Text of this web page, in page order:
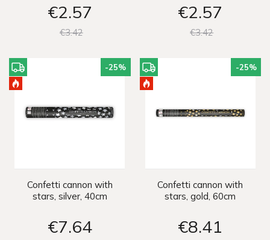
€2 57
€342
€2 57
€342
-25%
Confetti cannon with
stars, silver, 40cm
€7 64
-25%
Confetti cannon with
stars, gold, 60cm
€8 41